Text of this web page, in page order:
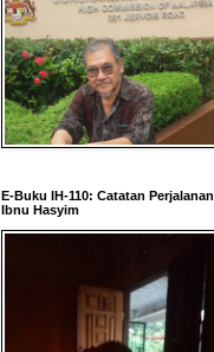
E-Buku IH-110: Catatan Perjalanan
Ibnu Hasyim